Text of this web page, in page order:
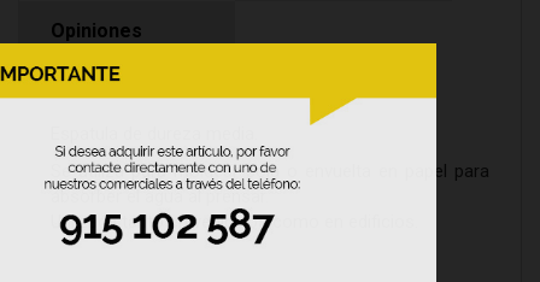
Opiniones
Se utiliza para moldear sola o envuelta en papel para
absorber el agua al prensar.
Utilizada tanto en vehículos como en edificios.